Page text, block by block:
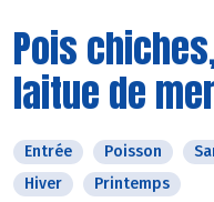
Pois
laitue de
Entrée Poisson
Hiver
Printemps